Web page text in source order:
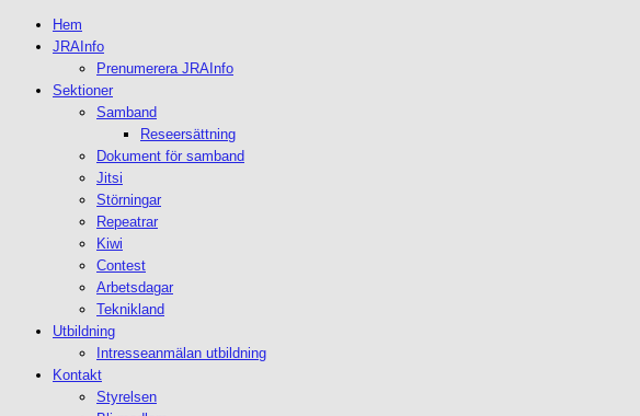
Hem
JRAInfo
Prenumerera JRAInfo
Sektioner
Samband
Reseersättning
Dokument för samband
Jitsi
Störningar
Repeatrar
Kiwi
Contest
Arbetsdagar
Teknikland
Utbildning
Intresseanmälan utbildning
Kontakt
Styrelsen